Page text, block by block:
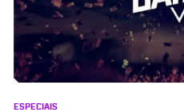
ESPECIAIS